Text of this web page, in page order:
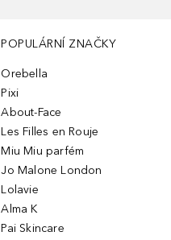
POPULÁRNÍ ZNAČKY
Orebella
Pixi
About-Face
Les Filles en Rouje
Miu Miu parfém
Jo Malone London
Lolavie
Alma K
Pai Skincare